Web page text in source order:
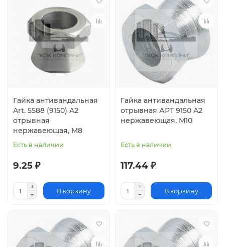
Гайка антивандальная
Art. 5588 (9150) A2
отрывная
нержавеющая, M8
Есть в наличии
9.25 ₽
В корзину
Гайка антивандальная
отрывная АРТ 9150 A2
нержавеющая, M10
Есть в наличии
117.44 ₽
В корзину